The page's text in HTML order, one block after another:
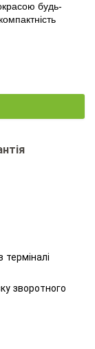
будь-
зворотного